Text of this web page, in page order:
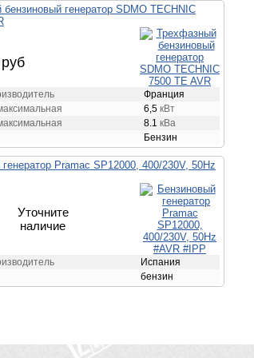
генератор SDMO TECHNIC
Франция
6,5 кВт
8.1 кВа
Бензин
Pramac SP12000, 400/230V, 50Hz
Уточните
наличие
Испания
бензин